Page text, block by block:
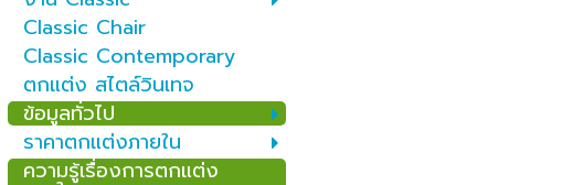
Classic Chair
Classic Contemporary
ตกแต่ง สไตล์วินเทจ
ข้อมูลทั่วไป
ราคาตกแต่งภายใน
ความรู้เรื่องการตกแต่ง